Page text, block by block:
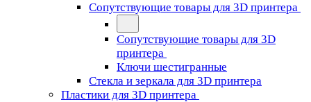
Сопутствующие товары для 3D принтера
Сопутствующие товары для 3D
принтера
Ключи шестигранные
Стекла и зеркала для 3D принтера
Пластики для 3D принтера